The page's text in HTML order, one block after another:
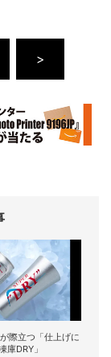
>
際立つ「仕上げに
庫DRY」